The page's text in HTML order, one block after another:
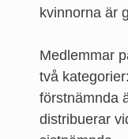
kvinnorna är
Medlemmar
två
förstnämnda
distribuerar